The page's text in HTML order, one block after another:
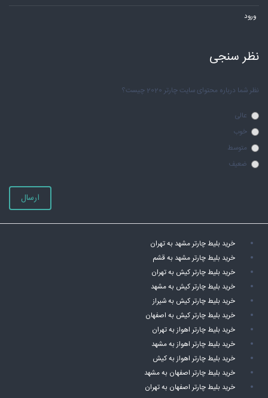
ورود
نظر سنجی
نظر شما درباره محتوای سایت چارتر 2020 چیست؟
عالی
خوب
متوسط
ضعیف
ارسال
خرید بلیط چارتر مشهد به تهران
خرید بلیط چارتر مشهد به قشم
خرید بلیط چارتر کیش به تهران
خرید بلیط چارتر کیش به مشهد
خرید بلیط چارتر کیش به شیراز
خرید بلیط چارتر کیش به اصفهان
خرید بلیط چارتر اهواز به تهران
خرید بلیط چارتر اهواز به مشهد
خرید بلیط چارتر اهواز به کیش
خرید بلیط چارتر اصفهان به مشهد
خرید بلیط چارتر اصفهان به تهران